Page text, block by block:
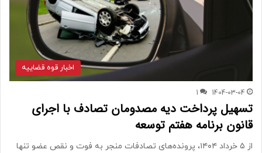
اخبار قوه قضاییه
1404-03-04
1
تسهیل پرداخت دیه مصدومان تصادف با اجرای
قانون برنامه هفتم توسعه
از ۵ خرداد ۱۴۰۴، پرونده‌های تصادفات منجر به فوت و نقص عضو تنها